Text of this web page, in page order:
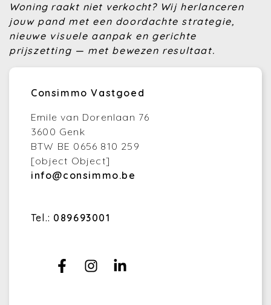
Woning raakt niet verkocht? Wij herlanceren
jouw pand met een doordachte strategie,
nieuwe visuele aanpak en gerichte
prijszetting — met bewezen resultaat.
Consimmo Vastgoed
Emile van Dorenlaan 76
3600 Genk
BTW BE 0656 810 259
[object Object]
info@consimmo.be
Tel.: 089693001